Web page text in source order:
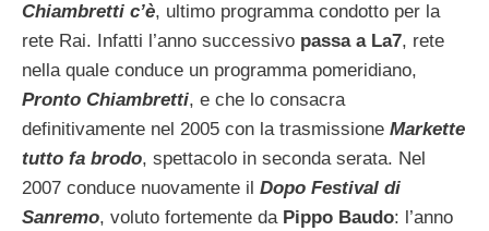
Chiambretti c’è, ultimo programma condotto per la
rete Rai. Infatti l’anno successivo passa a La7, rete
nella quale conduce un programma pomeridiano,
Pronto Chiambretti, e che lo consacra
definitivamente nel 2005 con la trasmissione Markette
tutto fa brodo, spettacolo in seconda serata. Nel
2007 conduce nuovamente il Dopo Festival di
Sanremo, voluto fortemente da Pippo Baudo: l’anno